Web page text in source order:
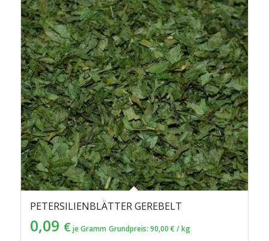
in
aufsteigender
Reihenfolge
zu
sortieren
PETERSILIENBLÄTTER GEREBELT
0,09 € je Gramm Grundpreis: 90,00 € /kg